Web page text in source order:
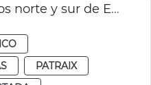
Reasfaltado depósitos norte y sur de EMT
PATRAIX